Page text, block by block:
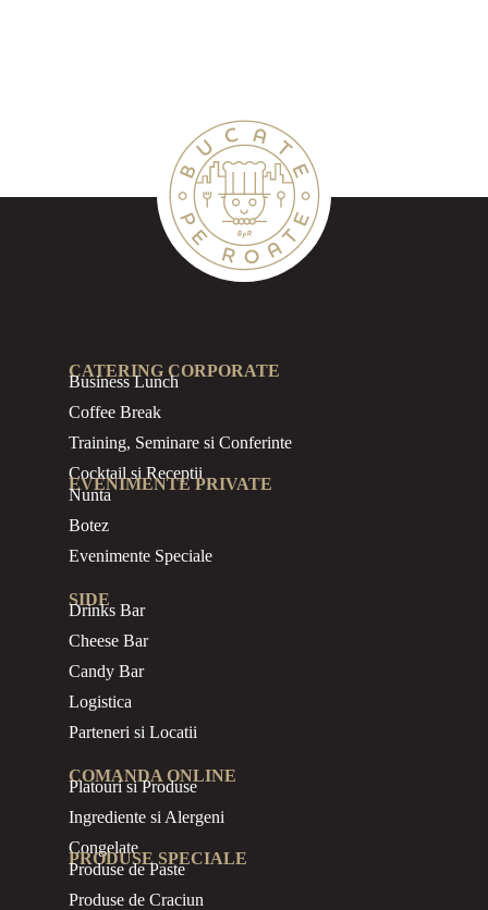
CATERING CORPORATE
BusinessLunch
Coffee Break
Training, Seminare si Conferinte
Cocktail si Receptii
EVENIMENTE PRIVATE
Nunta
Botez
Evenimente Speciale
SIDE
Drinks Bar
Cheese Bar
Candy Bar
Logistica
Parteneri si Locatii
COMANDA ONLINE
Platouri si Produse
Ingrediente si Alergeni
Congelate
PRODUSE SPECIALE
Produse de Paste
Produse de Craciun